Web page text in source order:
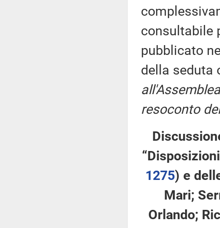
consultabile
pubblicato
della seduta
resoconto
1275​) e
Mari;
Orlando;